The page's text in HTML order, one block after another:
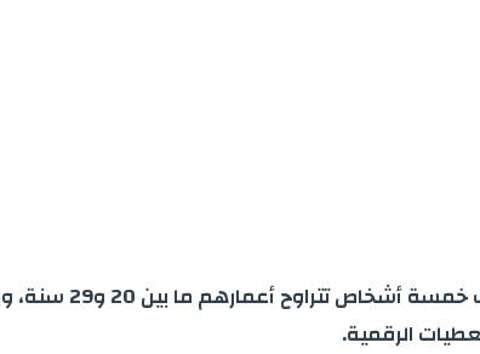
تمكنت عناصر الشرطة
الرقمية.